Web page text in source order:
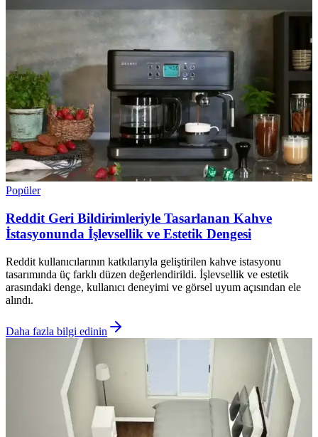
Popüler
Reddit Geri Bildirimleriyle Tasarlanan Kahve
İstasyonunda İşlevsellik ve Estetik Dengesi
Reddit kullanıcılarının katkılarıyla geliştirilen kahve istasyonu
tasarımında üç farklı düzen değerlendirildi. İşlevsellik ve estetik
arasındaki denge, kullanıcı deneyimi ve görsel uyum açısından ele
alındı.
Daha fazla bilgi edinin